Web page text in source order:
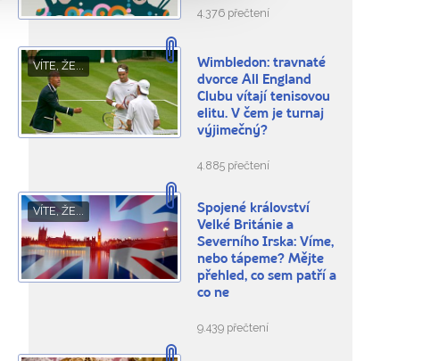
4.376 přečtení
VÍTE, ŽE...
Wimbledon: travnaté
dvorce All England
Clubu vítají tenisovou
elitu. V čem je turnaj
výjimečný?
4.885 přečtení
VÍTE, ŽE...
Spojené království
Velké Británie a
Severního Irska: Víme,
nebo tápeme? Mějte
přehled, co sem patří a
co ne
9.439 přečtení